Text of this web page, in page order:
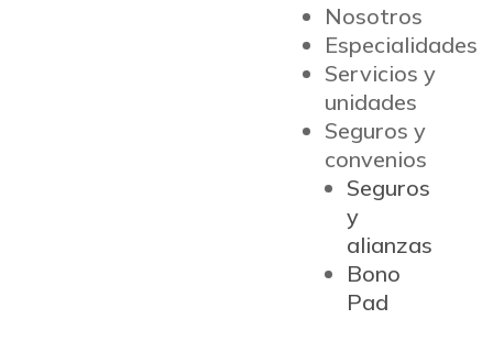
Nosotros
Especialidades
Servicios y
unidades
Seguros y
convenios
Seguros
y
alianzas
Bono
Pad